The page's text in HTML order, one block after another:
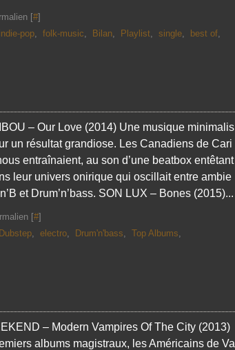
[#]
indie-pop, folk-music, Bilan, Playlist, single, best of,
– Our Love (2014) Une musique minimalis
un résultat grandiose. Les Canadiens de Cari
entraînaient, au son d’une beatbox entêtant
leur univers onirique qui oscillait entre ambie
et Drum’n’bass. SON LUX – Bones (2015)...
[#]
Dubstep, electro, Drum'n'bass, Top Albums,
– Modern Vampires Of The City (2013)
albums magistraux, les Américains de Va